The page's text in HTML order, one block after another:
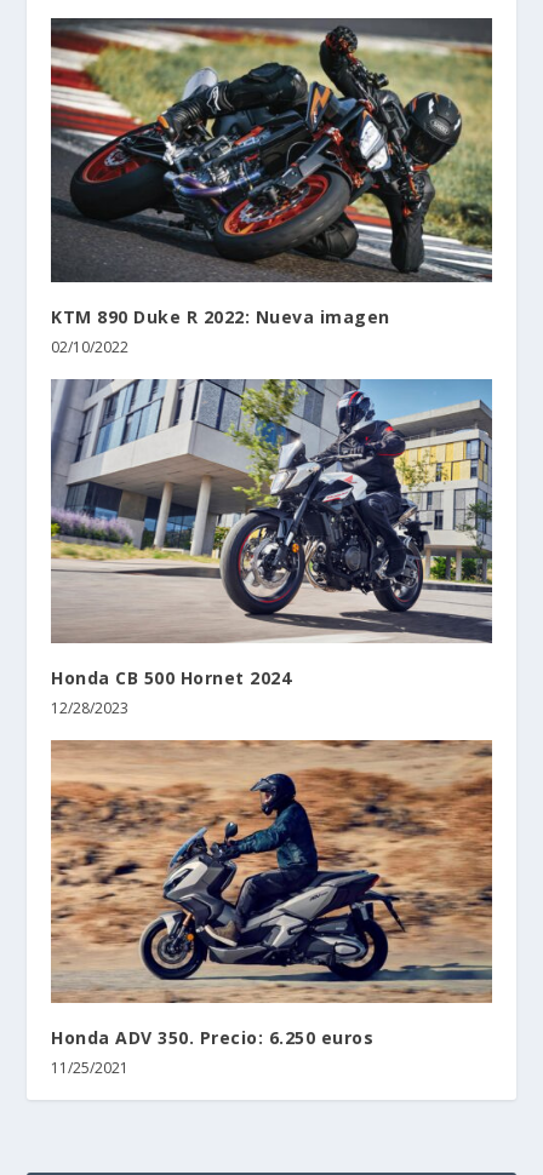
KTM 890 Duke R 2022: Nueva imagen
02/10/2022
Honda CB 500 Hornet 2024
12/28/2023
Honda ADV 350. Precio: 6.250 euros
11/25/2021